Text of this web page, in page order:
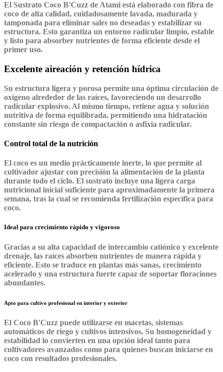
El Sustrato Coco B'Cuzz de Atami está elaborado con fibra de
coco de alta calidad, cuidadosamente lavada, madurada y
tamponada para eliminar sales no deseadas y estabilizar su
estructura. Esto garantiza un entorno radicular limpio, estable
y listo para absorber nutrientes de forma eficiente desde el
primer uso.
Excelente aireación y retención hídrica
Su estructura ligera y porosa permite una óptima circulación de
oxígeno alrededor de las raíces, favoreciendo un desarrollo
radicular explosivo. Al mismo tiempo, retiene agua y solución
nutritiva de forma equilibrada, permitiendo una hidratación
constante sin riesgo de compactación o asfixia radicular.
Control total de la nutrición
El coco es un medio prácticamente inerte, lo que permite al
cultivador ajustar con precisión la alimentación de la planta
durante todo el ciclo. El sustrato incluye una ligera carga
nutricional inicial suficiente para aproximadamente la primera
semana, tras la cual se recomienda fertilización específica para
coco.
Ideal para crecimiento rápido y vigoroso
Gracias a su alta capacidad de intercambio catiónico y excelente
drenaje, las raíces absorben nutrientes de manera rápida y
eficiente. Esto se traduce en plantas más sanas, crecimiento
acelerado y una estructura fuerte capaz de soportar floraciones
abundantes.
Apto para cultivo profesional en interior y exterior
El Coco B'Cuzz puede utilizarse en macetas, sistemas
automáticos de riego y cultivos intensivos. Su homogeneidad y
estabilidad lo convierten en una opción ideal tanto para
cultivadores avanzados como para quienes buscan iniciarse en
coco con resultados profesionales.